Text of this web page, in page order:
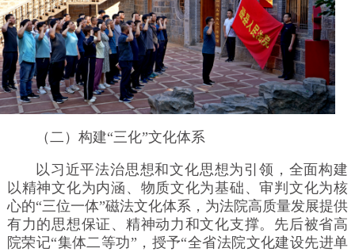
（二）构建“三化”文化体系
以习近平法治思想和文化思想为引领，全面构建
以精神文化为内涵、物质文化为基础、审判文化为核
心的“三位一体”磁法文化体系，为法院高质量发展提供
有力的思想保证、精神动力和文化支撑。先后被省高
院荣记“集体二等功”，授予“全省法院文化建设先进单